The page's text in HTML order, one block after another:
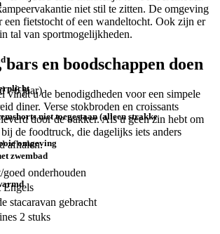
niet stil te zitten. De omgeving
een fietstocht of een wandeltocht. Ook zijn er
tal van sportmogelijkheden.
en boodschappen doen
vindt u de benodigdheden voor een simpele
diner. Verse stokbroden en croissants
door de bakker. Als u geen zin hebt om
de foodtruck, die dagelijks iets anders
afhalen.
niet toegestaan (alleen strakke
zwembad
>6 jaar)
omgeving
onderhouden
Engels
stacaravan gebracht
2 stuks